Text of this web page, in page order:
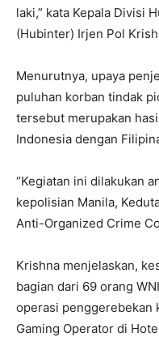
laki,” kata Kepala Divisi
(Hubinter) Irjen Pol
Menurutnya, upaya
puluhan korban tindak
tersebut merupakan
Indonesia dengan
“Kegiatan ini dilakukan
kepolisian Manila,
Anti-Organized Crime
Krishna menjelaskan,
bagian dari 69 orang
operasi penggerebekan
Gaming Operator di